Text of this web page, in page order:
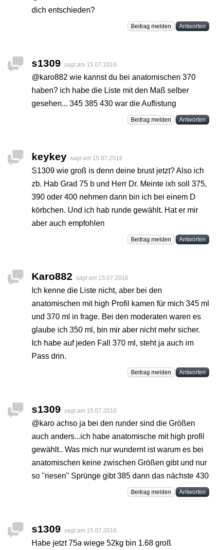
dich entschieden?
Beitrag melden Antworten
s1309 sagt am 15.07.2016
@karo882 wie kannst du bei anatomischen 370
haben? ich habe die Liste mit den Maß selber
gesehen... 345 385 430 war die Auflistung
Beitrag melden Antworten
keykey sagt am 15.07.2016
S1309 wie groß is denn deine brust jetzt? Also ich
zb. Hab Grad 75 b und Herr Dr. Meinte ixh soll 375,
390 oder 400 nehmen dann bin ich bei einem D
körbchen. Und ich hab runde gewählt. Hat er mir
aber auch empfohlen
Beitrag melden Antworten
Karo882 sagt am 15.07.2016
Ich kenne die Liste nicht, aber bei den
anatomischen mit high Profil kamen für mich 345 ml
und 370 ml in frage. Bei den moderaten waren es
glaube ich 350 ml, bin mir aber nicht mehr sicher.
Ich habe auf jeden Fall 370 ml, steht ja auch im
Pass drin.
Beitrag melden Antworten
s1309 sagt am 15.07.2016
@karo achso ja bei den runder sind die Größen
auch anders...ich habe anatomische mit high profil
gewählt.. Was mich nur wundernt ist warum es bei
anatomischen keine zwischen Größen gibt und nur
so "riesen" Sprünge gibt 385 dann das nächste 430
Beitrag melden Antworten
s1309 sagt am 15.07.2016
Habe jetzt 75a wiege 52kg bin 1.68 groß